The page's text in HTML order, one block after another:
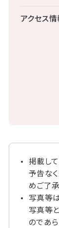
アクセス
掲載し
予告な
めご了承
写真等
写真等
のであ